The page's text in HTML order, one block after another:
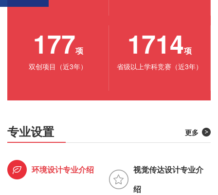
177项
双创项目（近3年）
1714项
省级以上学科竞赛（近3年）
专业设置 更多
环境设计专业介绍
视觉传达设计专业介
绍